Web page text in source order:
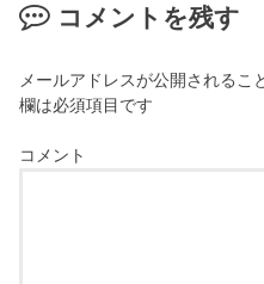
コメントを残す
メールアドレスが公開されるこ
欄は必須項目です
コメント